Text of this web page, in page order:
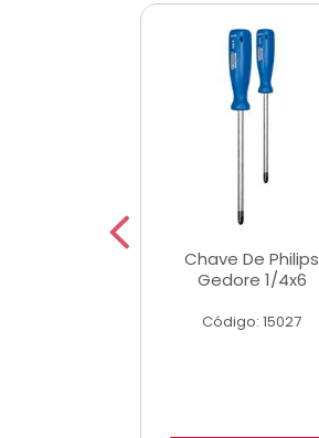
Chave De Philips
Gedore 1/4x6
Código: 15027